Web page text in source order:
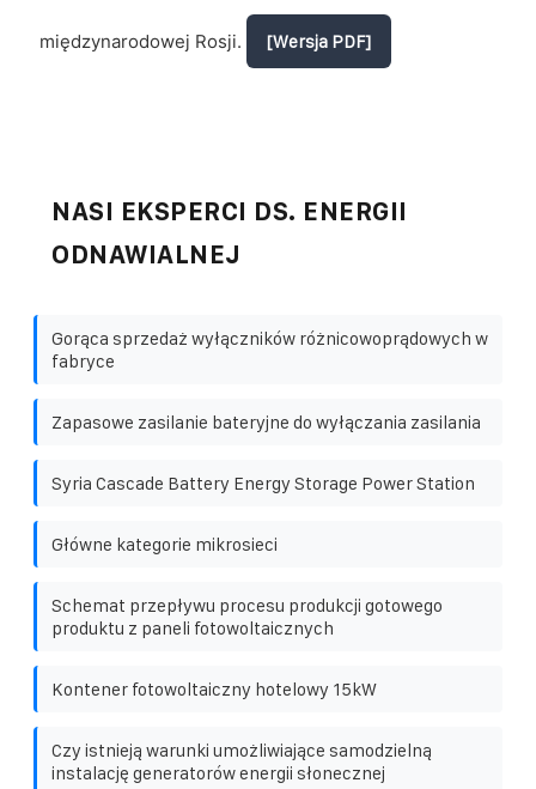
międzynarodowej Rosji. [Wersja PDF]
NASI EKSPERCI DS. ENERGII
ODNAWIALNEJ
Gorąca sprzedaż wyłączników różnicowoprądowych w
fabryce
Zapasowe zasilanie bateryjne do wyłączania zasilania
Syria Cascade Battery Energy Storage Power Station
Główne kategorie mikrosieci
Schemat przepływu procesu produkcji gotowego
produktu z paneli fotowoltaicznych
Kontener fotowoltaiczny hotelowy 15kW
Czy istnieją warunki umożliwiające samodzielną
instalację generatorów energii słonecznej